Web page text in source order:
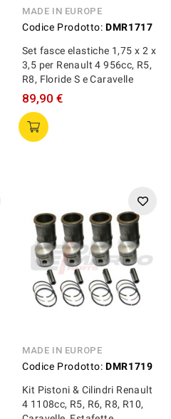
MADE IN EUROPE
Codice Prodotto: DMR1717
Set fasce elastiche 1,75 x 2 x
3,5 per Renault 4 956cc, R5,
R8, Floride S e Caravelle
89,90 €
MADE IN EUROPE
Codice Prodotto: DMR1719
Kit Pistoni & Cilindri Renault
4 1108cc, R5, R6, R8, R10,